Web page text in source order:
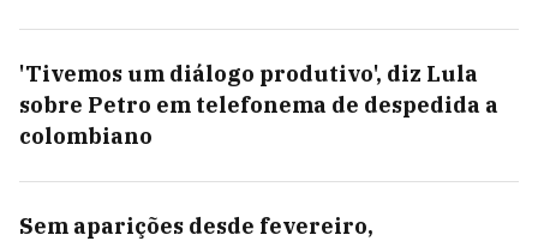
'Tivemos um diálogo produtivo', diz Lula
sobre Petro em telefonema de despedida a
colombiano
Sem aparições desde fevereiro,